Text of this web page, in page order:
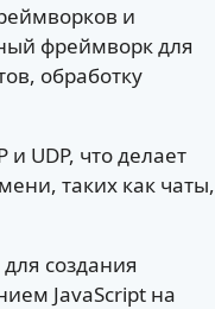
и
фреймворк для
обработку
UDP, что делает
таких как чаты,
создания
JavaScript на